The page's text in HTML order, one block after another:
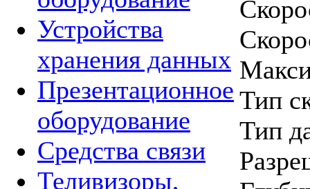
Устройства
хранения данных
Презентационное
оборудование
Средства связи
Теливизоры,
Тип
Тип